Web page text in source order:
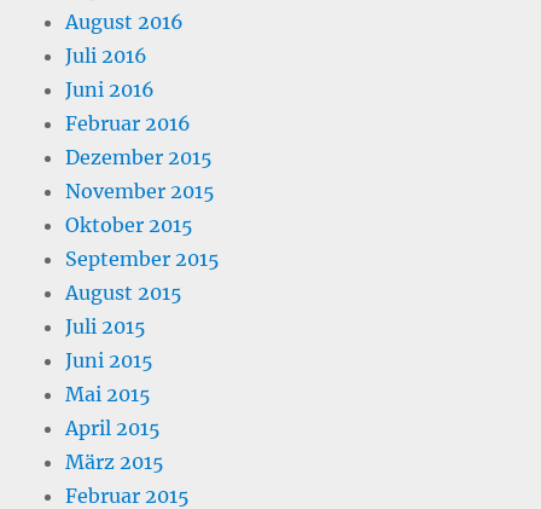
August 2016
Juli 2016
Juni 2016
Februar 2016
Dezember 2015
November 2015
Oktober 2015
September 2015
August 2015
Juli 2015
Juni 2015
Mai 2015
April 2015
März 2015
Februar 2015